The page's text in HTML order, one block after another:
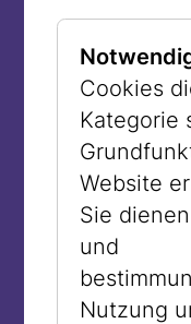
sogar in der
eigenen
Schon früh
Bedecken
Hochzeit. So
Rabbiner,
Bestrafung für
Cookies
Kategorie
Website
Sie
und
Nutzung